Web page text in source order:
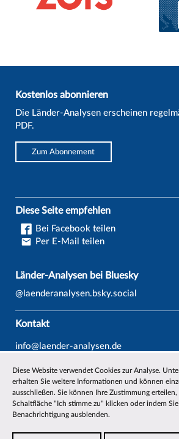
Kostenlos abonnieren
Die Länder-Analysen erscheinen
PDF.
Zum Abonnement
Diese Seite empfehlen
Bei Facebook teilen
Per E-Mail teilen
Länder-Analysen bei Bluesky
@laenderanalysen.bsky.social
Kontakt
info@laender-analysen.de
Fax: 0421/218-69607
Wissenschaftliche Beiräte
Über die Länder-Analysen
Diese Website verwendet Cookies zur Analyse.
erhalten Sie weitere Informationen und können
ausschließen. Sie können Ihre Zustimmung
Schaltfläche "Ich stimme zu" klicken oder indem
Benachrichtigung ausblenden.